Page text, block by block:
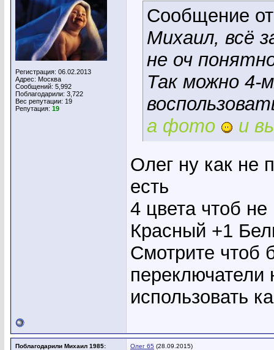
Регистрация: 06.02.2013
Адрес: Москва
Сообщений: 5,992
Поблагодарили: 3,722
Вес репутации: 19
Репутация: 19
Сообщение
Михаил, всё
не оч
Так можно 4-
а фото
и
Олег ну как не
есть
4 цвета чтоб
Красный +1
Смотрите чтоб
использовать
Поблагодарили Михаил 1985: Олег 65 (28.09.2015)